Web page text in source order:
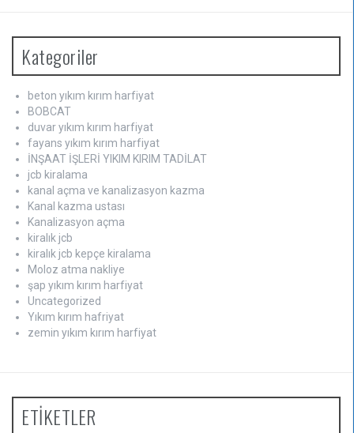
Kategoriler
beton yıkım kırım harfiyat
BOBCAT
duvar yıkım kırım harfiyat
fayans yıkım kırım harfiyat
İNŞAAT İŞLERİ YIKIM KIRIM TADİLAT
jcb kiralama
kanal açma ve kanalizasyon kazma
Kanal kazma ustası
Kanalizasyon açma
kiralık jcb
kiralık jcb kepçe kiralama
Moloz atma nakliye
şap yıkım kırım harfiyat
Uncategorized
Yıkım kırım hafriyat
zemin yıkım kırım harfiyat
ETİKETLER